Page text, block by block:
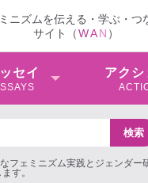
ニズムを伝える・学ぶ・つ
サイト（WAN ）
セイ アクシ
フェミニズム実践とジェンダー
す。